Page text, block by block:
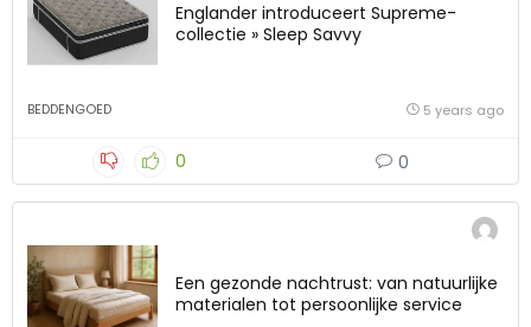
Englander introduceert Supreme-
collectie » Sleep Savvy
BEDDENGOED 5 years ago
0 0
Een gezonde nachtrust: van natuurlijke
materialen tot persoonlijke service